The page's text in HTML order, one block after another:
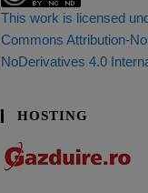
This work is licensed
Commons Attribution-
NoDerivatives 4.0
HOSTING